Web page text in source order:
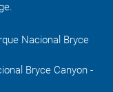
Nacional Bryce
Bryce Canyon -